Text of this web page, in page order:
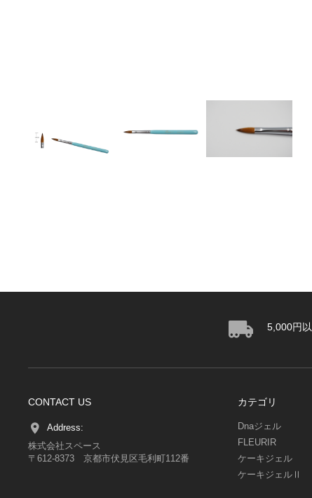
5,000円
CONTACT US
Address:
株式会社スペース
〒612-8373 京都市伏見区毛利町112番
カテゴリ
Dnaジェル
FLEURIR
ケーキジェル
ケーキジェルⅡ